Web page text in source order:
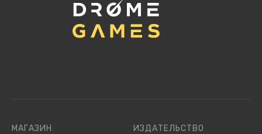
МАГАЗИН
ИЗДАТЕЛЬСТВО